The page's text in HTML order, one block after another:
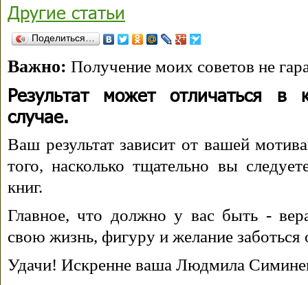
Другие статьи
Поделиться…
Важно: Получение моих советов не
Результат может отличаться в
случае.
Ваш результат зависит от вашей
того, насколько тщательно вы
книг.
Главное, что должно у вас быть -
свою жизнь, фигуру и желание заботься
Удачи! Искренне ваша Людмила